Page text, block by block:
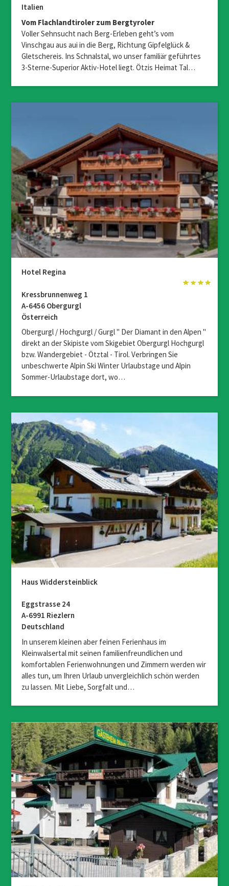
Italien
Vom Flachlandtiroler zum Bergtyroler
Voller Sehnsucht nach Berg-Erleben geht’s vom
Vinschgau aus aui in die Berg, Richtung Gipfelglück &
Gletschereis. Ins Schnalstal, wo unser familiär geführtes
3-Sterne-Superior Aktiv-Hotel liegt. Ötzis Heimat Tal…
Hotel Regina
Kressbrunnenweg 1
A-6456 Obergurgl
Österreich
Obergurgl / Hochgurgl / Gurgl " Der Diamant in den Alpen "
direkt an der Skipiste vom Skigebiet Obergurgl Hochgurgl
bzw. Wandergebiet - Ötztal - Tirol. Verbringen Sie
unbeschwerte Alpin Ski Winter Urlaubstage und Alpin
Sommer-Urlaubstage dort, wo…
Haus Widdersteinblick
Eggstrasse 24
A-6991 Riezlern
Deutschland
In unserem kleinen aber feinen Ferienhaus im
Kleinwalsertal mit seinen familienfreundlichen und
komfortablen Ferienwohnungen und Zimmern werden wir
alles tun, um Ihren Urlaub unvergleichlich schön werden
zu lassen. Mit Liebe, Sorgfalt und…